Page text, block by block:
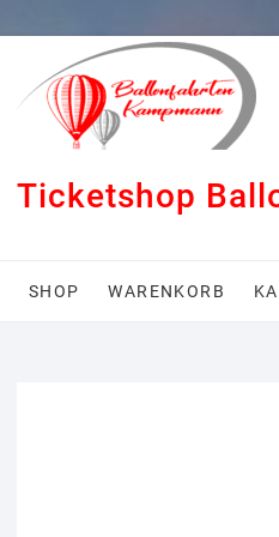
content
Ticketshop
SHOP WARENKORB